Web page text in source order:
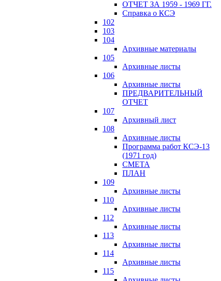
ОТЧЕТ ЗА 1959 - 1969 ГГ.
Справка о КСЭ
102
103
104
Архивные материалы
105
Архивные листы
106
Архивные листы
ПРЕДВАРИТЕЛЬНЫЙ
ОТЧЕТ
107
Архивный лист
108
Архивные листы
Программа работ КСЭ-13
(1971 год)
СМЕTA
ПЛАН
109
Архивные листы
110
Архивные листы
112
Архивные листы
113
Архивные листы
114
Архивные листы
115